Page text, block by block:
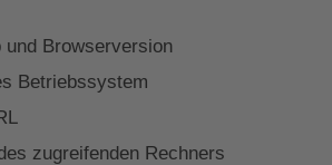
und Browserversion
Betriebssystem
zugreifenden Rechners